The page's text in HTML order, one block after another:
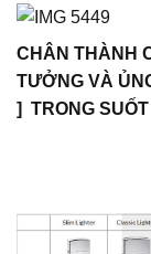
CHÂN THÀNH
TƯỞNG VÀ
] TRONG